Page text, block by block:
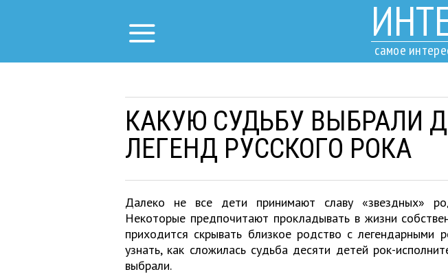
самое
КАКУЮ СУДЬБУ ВЫБРАЛИ
ЛЕГЕНД РУССКОГО РОКА
Далеко не все дети принимают славу «звездных»
Некоторые предпочитают прокладывать в жизни
приходится скрывать близкое родство с легендарными
узнать, как сложилась судьба десяти детей рок-
выбрали.